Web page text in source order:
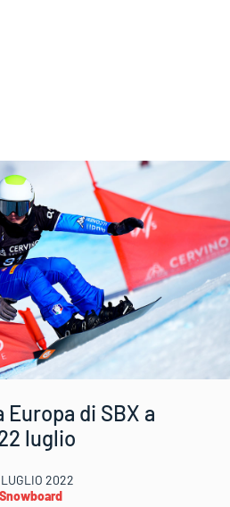
Europa di SBX a
luglio
LUGLIO 2022
Snowboard